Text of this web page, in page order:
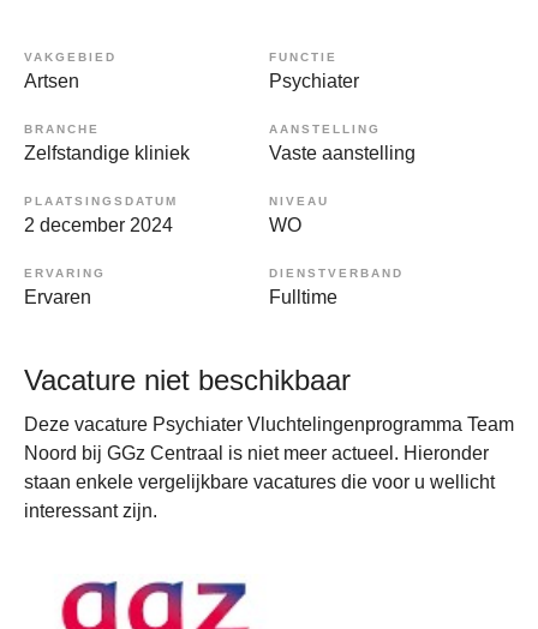
VAKGEBIED
Artsen
FUNCTIE
Psychiater
BRANCHE
Zelfstandige kliniek
AANSTELLING
Vaste aanstelling
PLAATSINGSDATUM
2 december 2024
NIVEAU
WO
ERVARING
Ervaren
DIENSTVERBAND
Fulltime
Vacature niet beschikbaar
Deze vacature Psychiater Vluchtelingenprogramma Team
Noord bij GGz Centraal is niet meer actueel. Hieronder
staan enkele vergelijkbare vacatures die voor u wellicht
interessant zijn.